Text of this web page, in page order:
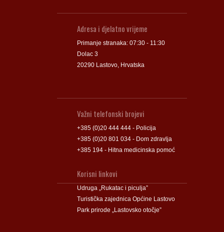
Adresa i djelatno vrijeme
Primanje stranaka: 07:30 - 11:30
Dolac 3
20290 Lastovo, Hrvatska
Važni telefonski brojevi
+385 (0)20 444 444 - Policija
+385 (0)20 801 034 - Dom zdravlja
+385 194 - Hitna medicinska pomoć
Korisni linkovi
Udruga „Rukatac i piculja”
Turistička zajednica Općine Lastovo
Park prirode „Lastovsko otočje”